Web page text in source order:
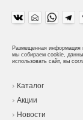
Размещенная информация
мы собираем cookie,
использовать сайт, вы
Каталог
Акции
Новости